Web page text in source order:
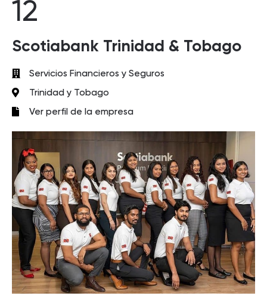
12
Scotiabank Trinidad & Tobago
Servicios Financieros y Seguros
Trinidad y Tobago
Ver perfil de la empresa